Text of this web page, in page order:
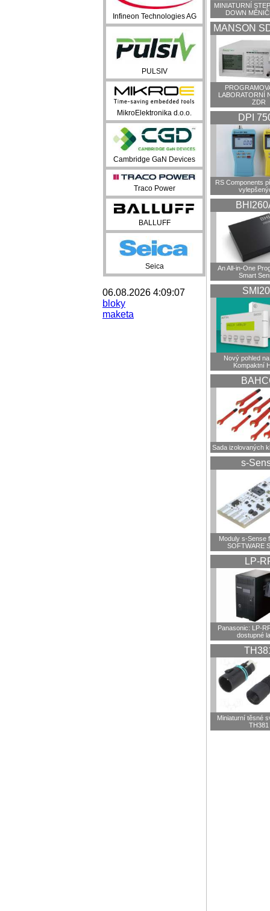
Infineon Technologies AG
PULSIV
MikroElektronika d.o.o.
Cambridge GaN Devices
Traco Power
BALLUFF
Seica
06.08.2026 4:09:07
bloky
maketa
MINIATURNÍ
DOWN
MANSON
LABORATORNÍ
ZDR
DPI
RS Components
An All-in-One
Smart
Nový pohled
Kompaktní
Sada izolovaných
s-
Moduly s-Sense
SOFTWARE
LP-
Panasonic: LP-
dostupné
Miniaturní těsné
TH381